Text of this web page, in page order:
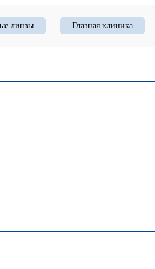
линзы Глазная клиника